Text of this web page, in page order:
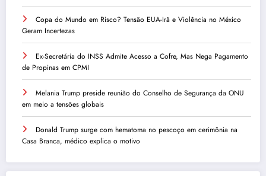
Copa do Mundo em Risco? Tensão EUA-Irã e Violência no México
Geram Incertezas
Ex-Secretária do INSS Admite Acesso a Cofre, Mas Nega Pagamento
de Propinas em CPMI
Melania Trump preside reunião do Conselho de Segurança da ONU
em meio a tensões globais
Donald Trump surge com hematoma no pescoço em cerimônia na
Casa Branca, médico explica o motivo